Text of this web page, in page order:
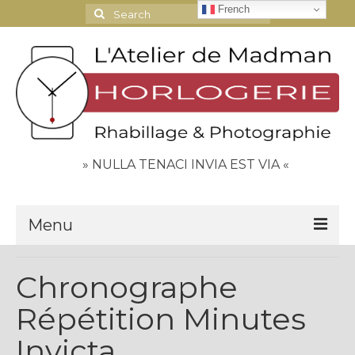
Search
for:
» NULLA TENACI INVIA EST VIA «
Menu
Contact
Espace Clients
Chronographe
Répétition Minutes
French